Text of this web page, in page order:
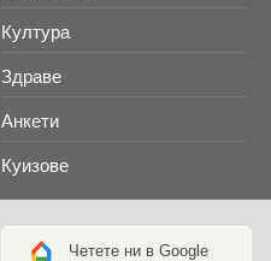
Култура
Здраве
Анкети
Куизове
Четете ни в Google